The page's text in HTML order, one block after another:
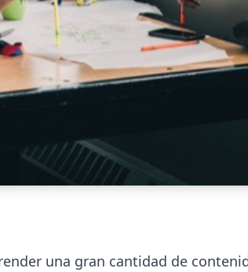
una gran cantidad de